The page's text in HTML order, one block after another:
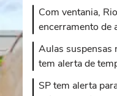
Com ventania,
encerramento de
Aulas suspensas
tem alerta de
SP tem alerta